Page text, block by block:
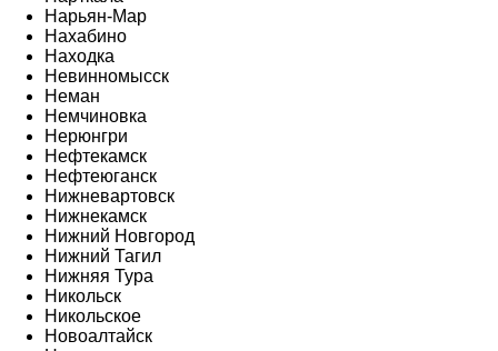
Нарьян-Мар
Нахабино
Находка
Невинномысск
Неман
Немчиновка
Нерюнгри
Нефтекамск
Нефтеюганск
Нижневартовск
Нижнекамск
Нижний Новгород
Нижний Тагил
Нижняя Тура
Никольск
Никольское
Новоалтайск